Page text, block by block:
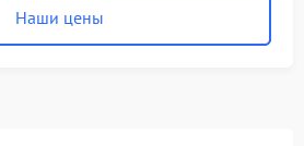
Наши цены